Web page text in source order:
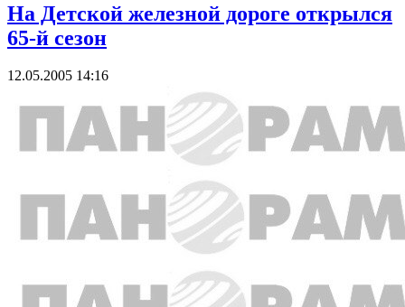
На Детской железной дороге открылся
65-й сезон
12.05.2005 14:16